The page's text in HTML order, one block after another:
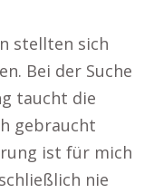
stellten sich
Bei der Suche
taucht die
gebraucht
ist für mich
nie